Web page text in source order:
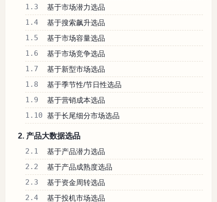
1.3 基于市场潜力选品
1.4 基于搜索飙升选品
1.5 基于市场容量选品
1.6 基于市场竞争选品
1.7 基于新型市场选品
1.8 基于季节性/节日性选品
1.9 基于营销成本选品
1.10 基于长尾细分市场选品
2. 产品大数据选品
2.1 基于产品潜力选品
2.2 基于产品成熟度选品
2.3 基于资金周转选品
2.4 基于投机市场选品